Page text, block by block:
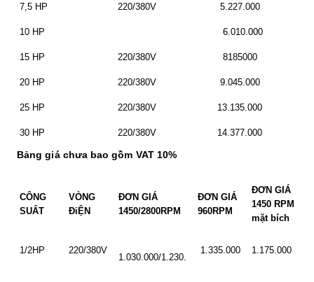
7,5 HP 220/380V 5.227.000
10 HP 6.010.000
15 HP 220/380V 8185000
20 HP 220/380V 9.045.000
25 HP 220/380V 13.135.000
30 HP 220/380V 14.377.000
Bảng giá chưa bao gồm VAT 10%
CÔNG
SUẤT
VÒNG
ĐiỆN
ĐƠN GIÁ
1450/2800RPM
ĐƠN GIÁ
960RPM
ĐƠN GIÁ
1450 RPM
mặt bích
1/2HP 220/380V
1.030.000/1.230.
1.335.000 1.175.000